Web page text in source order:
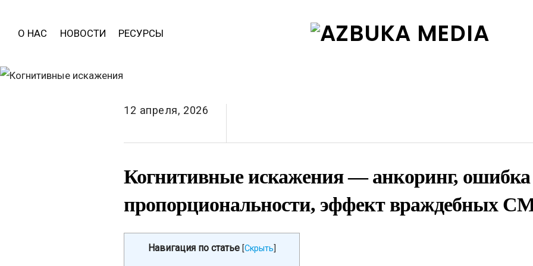
О НАС НОВОСТИ РЕСУРСЫ
12 апреля, 2026
Когнитивные искажения — анкоринг, ошибка
пропорциональности, эффект враждебных
Навигация по статье [Скрыть